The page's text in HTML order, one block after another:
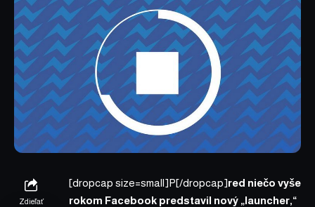
Zdieľať
[dropcap size=small]P[/dropcap]red niečo vyše
rokom Facebook predstavil nový „launcher,“